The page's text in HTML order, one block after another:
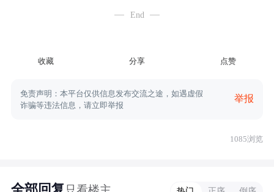
End
收藏 分享 点赞
免责声明：本平台仅供信息发布交流之途，如遇虚假
诈骗等违法信息，请立即举报
举报
1085浏览